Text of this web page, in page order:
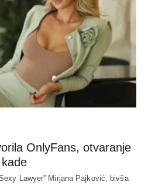
OnlyFans, otvaranje
Lawyer” Mirjana Pajković, bivša